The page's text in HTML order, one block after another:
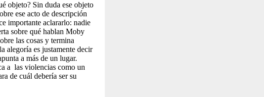
objeto? Sin duda ese objeto
ese acto de descripción
importante aclararlo: nadie
sobre qué hablan Moby
las cosas y termina
alegoría es justamente decir
a más de un lugar.
a las violencias como un
de cuál debería ser su